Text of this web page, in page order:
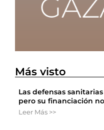
Más visto
Las defensas
pero su financiación no
Leer Más >>